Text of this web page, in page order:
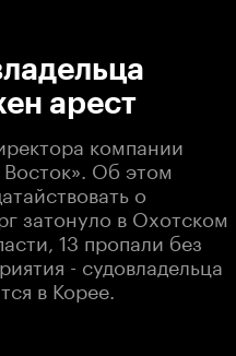
арест
компании
Об этом
о
затонуло в Охотском
13 пропали без
- судовладельца
в Корее.